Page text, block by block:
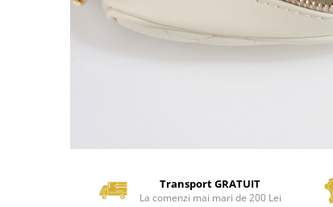
Transport GRATUIT
La comenzi mai mari de 200 Lei